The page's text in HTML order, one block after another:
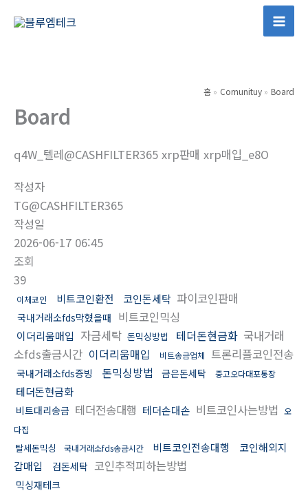
Main
홈 Comunituy Board
Board
q4W_텔레@CASHFILTER365 xrp판매 xrp매입_e8O
작성자
TG@CASHFILTER365
작성일
2026-06-17 06:45
조회
39
이체코인 비트코인환전 코인돈세탁 파이코인판매
국내거래소fds막혔을때 비트코인믹싱
이더리움매입 자금세탁 돈믹싱방법 테더돈현금화 국내거래
소fds출금시간 이더리움매입 비트송금업체 트론리플코인전송
국내거래소fds증빙 돈믹싱방법 금은돈세탁 중고오다대포통장
테더돈현금화
비트대리송금 테더전송대행 테더손대손 비트코인사는방법 오
다집
탈세돈믹싱 국내거래소fds송금시간 비트코인전송대행
코인해외지
갑매입
검돈세탁 코인추적피하는방법
믹싱재테크